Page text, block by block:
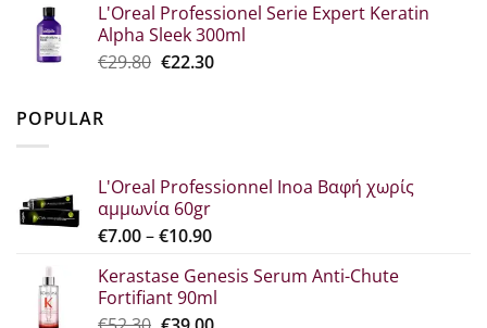
was:
€34.60.
τιμή
είναι:
€25.90.
L'Oreal Professionel Serie Expert Keratin
Alpha Sleek 300ml
€29.80 Original
€22.30Η
POPULAR
L'Oreal Professionnel Inoa Βαφή χωρίς
αμμωνία 60gr
€7.00–€10.90Price
€7.00
through
Kerastase Genesis Serum Anti-Chute
Fortifiant 90ml